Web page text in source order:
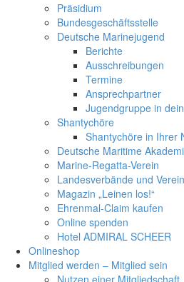
Präsidium
Bundesgeschäftsstelle
Deutsche Marinejugend
Berichte
Ausschreibungen
Termine
Ansprechpartner
Jugendgruppe in
Shantychöre
Shantychöre in Ihrer
Deutsche Maritime
Marine-Regatta-Verein
Landesverbände und
Magazin „Leinen los!“
Ehrenmal-Claim kaufen
Online spenden
Hotel ADMIRAL SCHEER
Onlineshop
Mitglied werden – Mitglied sein